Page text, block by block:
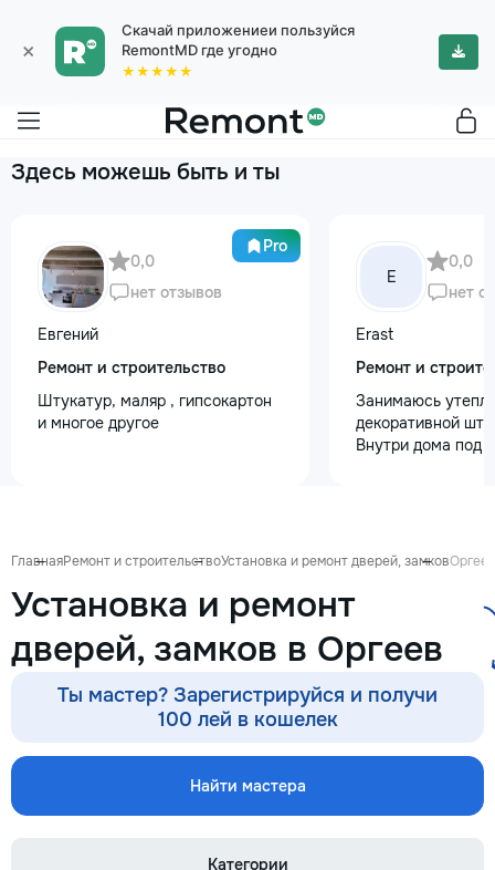
×
Скачай приложениеи пользуйся
RemontMD где угодно
★★★★★
Здесь можешь быть и ты
Pro
0,0
нет отзывов
Евгений
Ремонт и строительство
Штукатур, маляр , гипсокартон
и многое другое
E
0,0
нет
Erast
Ремонт и
Занимаюсь
декоративной
Внутри дома под
ГлавнаяРемонт и строительствоУстановка и ремонт дверей, замковОргеев
Установка и ремонт
дверей, замков в Оргеев
Ты мастер? Зарегистрируйся и получи
100 лей в кошелек
Найти мастера
Категории